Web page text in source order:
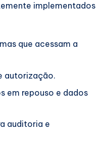
implementados
que acessam a
autorização.
em repouso e dados
auditoria e